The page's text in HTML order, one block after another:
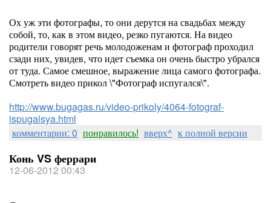
Ох уж эти фотографы, то они дерутся на свадьбах между
собой, то, как в этом видео, резко пугаются. На видео
родители говорят речь молодоженам и фотограф проходил
сзади них, увидев, что идет съемка он очень быстро убрался
от туда. Самое смешное, выражение лица самого фотографа.
Смотреть видео прикол \"Фотограф испугался\".
http://www.bugagas.ru/video-prikoly/4064-fotograf-
ispugalsya.html
комментарии: 0 понравилось! вверх^ к полной версии
Конь VS феррари
12-06-2012 00:43